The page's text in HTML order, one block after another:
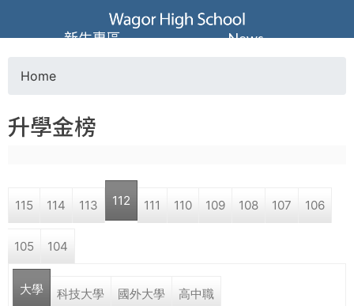
Jump to navigation
葳
格
高
學
o
a
r
e
Home
升學金榜
115 114 113 112 111 110 109 108 107 106
105 104
大學 科技大學 國外大學 高中職
新生專區 News